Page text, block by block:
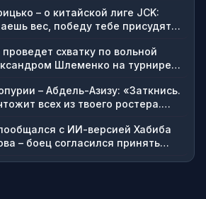
– о китайской лиге JCK:
вес, победу тебе присудят
избивал соперника, но не
это поражение»
схватку по вольной
Шлеменко на турнире
– Абдель-Азизу: «Заткнись.
всех из твоего ростера.
с ИИ-версией Хабиба
– боец согласился принять